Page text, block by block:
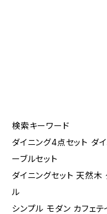
検索キーワード
ダイニング4点セット ダ
ーブルセット
ダイニングセット 天然木
ル
シンプル モダン カフェ